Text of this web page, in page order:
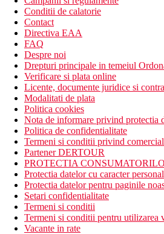
cinema
magazine
sali de conferinte
parc acvatic
piscina acoperita
piscina interioara pentru copii
3 piscine exterioare
bazin olimpic
piscina de relaxare pentru adulti
piscine exterioara pentru copii
tobogane si tobogane cu apa
centru SPA
loc de joaca
mini club (pentru copii 4-12
cinema pentru copii
discoteca pentru copii
Descrierea plajei
cu nisip
sezlonguri, umbrele si
Conditii de calatorie
Contact
Directiva EAA
FAQ
Despre noi
Drepturi principale in temeiul
Verificare si plata online
Licente, documente juridice si
Modalitati de plata
Politica cookies
Nota de informare privind protectia
Politica de confidentialitate
Termeni si conditii privind
Partener DERTOUR
PROTECTIA
Protectia datelor cu caracter personal
Protectia datelor pentru paginile
Setari confidentialitate
Termeni si conditii
Termeni si conditii pentru utilizarea
Vacante in rate